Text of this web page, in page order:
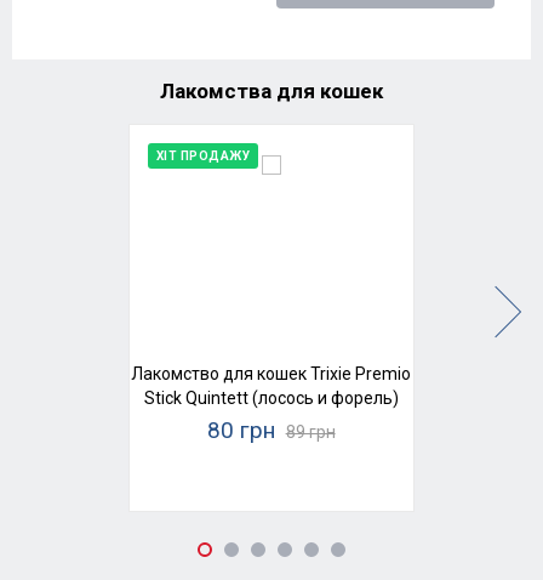
Лакомства для кошек
ХІТ ПРОДАЖУ
Лакомство для кошек Trixie Premio
Stick Quintett (лосось и форель)
80 грн 89 грн